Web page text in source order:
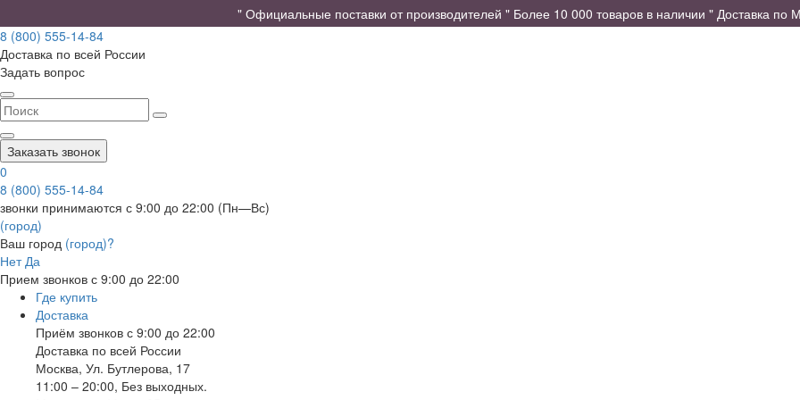
" Официальные поставки от производителей " Более 10 000 товаров в наличии " Доставка по
8 (800) 555-14-84
Доставка по всей России
Задать вопрос
Заказать звонок
0
8 (800) 555-14-84
звонки принимаются с 9:00 до 22:00 (Пн—Вс)
(город)
Ваш город (город)?
Нет Да
Прием звонков с 9:00 до 22:00
Где купить
Доставка
Приём звонков с 9:00 до 22:00
Доставка по всей России
Москва, Ул. Бутлерова, 17
11:00 – 20:00, Без выходных.